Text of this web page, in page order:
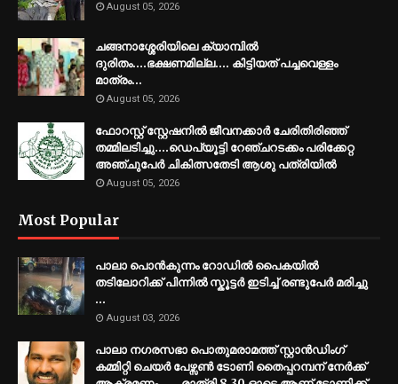
August 05, 2026
ചങ്ങനാശ്ശേരിയിലെ ക്യാമ്പിൽ
ദുരിതം....ഭക്ഷണമില്ല.... കിട്ടിയത് പച്ചവെള്ളം
മാത്രം…
August 05, 2026
ഫോറസ്റ്റ് സ്റ്റേഷനിൽ ജീവനക്കാർ ചേരിതിരിഞ്ഞ്
തമ്മിലടിച്ചു....ഡെപ്യൂട്ടി റേഞ്ചറടക്കം പരിക്കേറ്റ
അഞ്ചുപേർ ചികിത്സതേടി ആശു പത്രിയിൽ
August 05, 2026
Most Popular
പാലാ പൊൻകുന്നം റോഡിൽ പൈകയിൽ
തടിലോറിക്ക് പിന്നിൽ സ്കൂട്ടർ ഇടിച്ച് രണ്ടുപേർ മരിച്ചു
...
August 03, 2026
പാലാ നഗരസഭാ പൊതുമരാമത്ത് സ്റ്റാൻഡിംഗ്
കമ്മിറ്റി ചെയർ പേഴ്സൺ ടോണി തൈപ്പറമ്പന് നേർക്ക്